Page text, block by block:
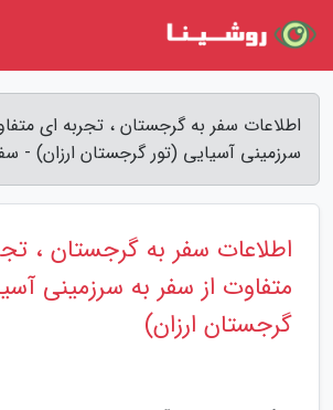
اطلاعات سفر به گرجستان ، تجربه ای
سرزمینی آسیایی (تور گرجستان ارزان) - سفر
اطلاعات سفر به گرجستان ،
متفاوت از سفر به سرزمینی
گرجستان ارزان)